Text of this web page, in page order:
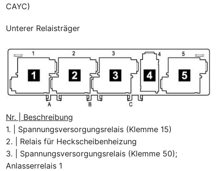
CAYC)
Unterer Relaisträger
Nr. | Beschreibung
1. | Spannungsversorgungsrelais (Klemme 15)
2. | Relais für Heckscheibenheizung
3. | Spannungsversorgungsrelais (Klemme 50);
Anlasserrelais 1